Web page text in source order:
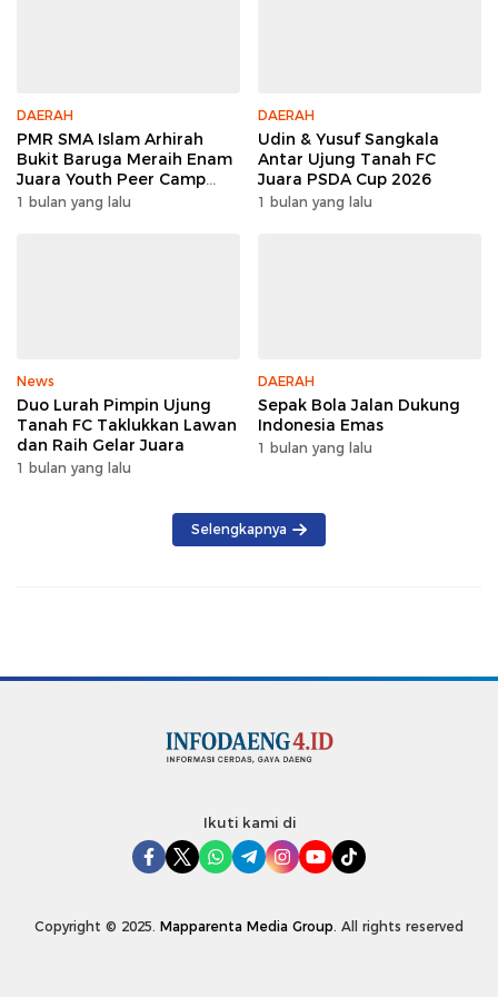
DAERAH
PMR SMA Islam Arhirah
Bukit Baruga Meraih Enam
Juara Youth Peer Camp
2026
1 bulan yang lalu
DAERAH
Udin & Yusuf Sangkala
Antar Ujung Tanah FC
Juara PSDA Cup 2026
1 bulan yang lalu
News
Duo Lurah Pimpin Ujung
Tanah FC Taklukkan Lawan
dan Raih Gelar Juara
1 bulan yang lalu
DAERAH
Sepak Bola Jalan Dukung
Indonesia Emas
1 bulan yang lalu
Selengkapnya
Ikuti kami di
Copyright © 2025. Mapparenta Media Group. All rights reserved